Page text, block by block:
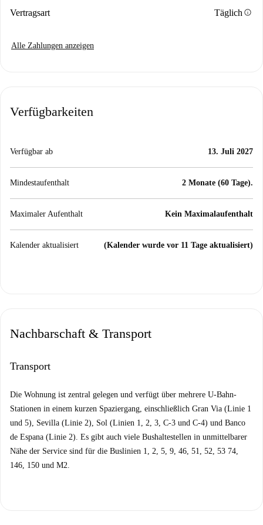
Vertragsart Täglich info
Alle Zahlungen anzeigen
Verfügbarkeiten
Verfügbar ab 13. Juli 2027
Mindestaufenthalt 2 Monate (60 Tage).
Maximaler Aufenthalt Kein Maximalaufenthalt
Kalender aktualisiert (Kalender wurde vor 11 Tage aktualisiert)
Nachbarschaft & Transport
Transport
Die Wohnung ist zentral gelegen und verfügt über mehrere U-Bahn-
Stationen in einem kurzen Spaziergang, einschließlich Gran Via (Linie 1
und 5), Sevilla (Linie 2), Sol (Linien 1, 2, 3, C-3 und C-4) und Banco
de Espana (Linie 2). Es gibt auch viele Bushaltestellen in unmittelbarer
Nähe der Service sind für die Buslinien 1, 2, 5, 9, 46, 51, 52, 53 74,
146, 150 und M2.